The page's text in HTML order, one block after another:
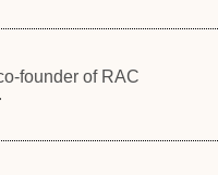
founder of RAC